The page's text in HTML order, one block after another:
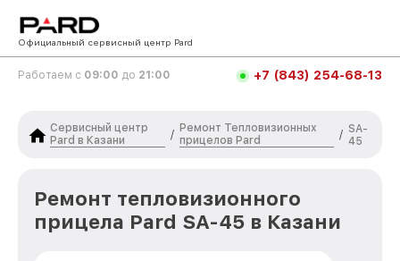
Официальный сервисный центр Pard
Работаем с 09:00 до 21:00 +7 (843) 254-68-13
Сервисный центр
Pard в Казани
/
Ремонт Тепловизионных
прицелов Pard
/ SA-
45
Ремонт тепловизионного
прицела Pard SA-45 в Казани